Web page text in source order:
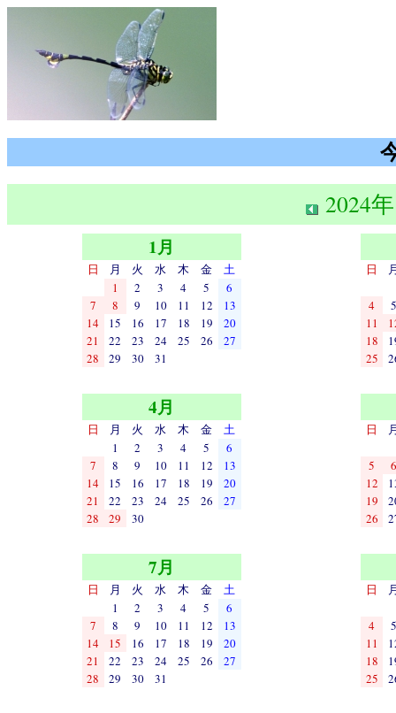
2024年
1月
日 月 火 水 木 金
土
1
2 3 4 5
6
7
8 9 10 11 12
13
14
15 16 17 18 19
20
21
22 23 24 25 26
27
28
29 30 31
日
4
5
11
18
25
4月
日 月 火 水 木 金
土
1
2 3 4 5
6
7
8 9 10 11 12
13
14
15 16 17 18 19
20
21
22 23 24 25 26
27
28
29 30
日
5
6
12
19
26
7月
日 月 火 水 木 金
土
1
2 3 4 5
6
7
8 9 10 11 12
13
14
15 16 17 18 19
20
21
22 23 24 25 26
27
28
29 30 31
日
4
5
11
18
25